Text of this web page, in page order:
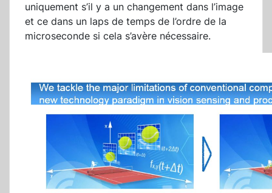
uniquement s’il y a un changement dans l’image
et ce dans un laps de temps de l’ordre de la
microseconde si cela s’avère nécessaire.